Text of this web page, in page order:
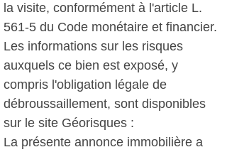
la visite, conformément à l'article L.
561-5 du Code monétaire et financier.
Les informations sur les risques
auxquels ce bien est exposé, y
compris l'obligation légale de
débroussaillement, sont disponibles
sur le site Géorisques :
La présente annonce immobilière a